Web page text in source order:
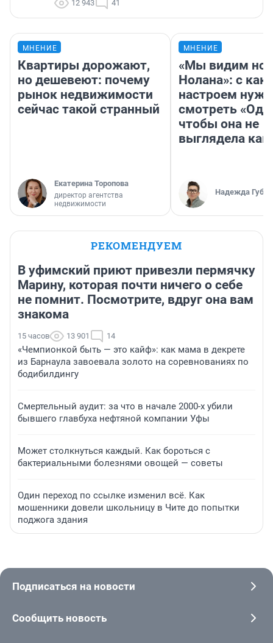
12 943 41
МНЕНИЕ
Квартиры дорожают,
но дешевеют: почему
рынок недвижимости
сейчас такой странный
Екатерина Торопова
директор агентства
недвижимости
МНЕНИЕ
«Мы видим
Нолана»: с
настроем
смотреть
чтобы она не
выглядела как
Надежда
РЕКОМЕНДУЕМ
В уфимский приют привезли пермячку
Марину, которая почти ничего о себе
не помнит. Посмотрите, вдруг она вам
знакома
15 часов 13 901 14
«Чемпионкой быть — это кайф»: как мама в декрете
из Барнаула завоевала золото на соревнованиях по
бодибилдингу
Смертельный аудит: за что в начале 2000-х убили
бывшего главбуха нефтяной компании Уфы
Может столкнуться каждый. Как бороться с
бактериальными болезнями овощей — советы
Один переход по ссылке изменил всё. Как
мошенники довели школьницу в Чите до попытки
поджога здания
Подписаться на новости
Сообщить новость